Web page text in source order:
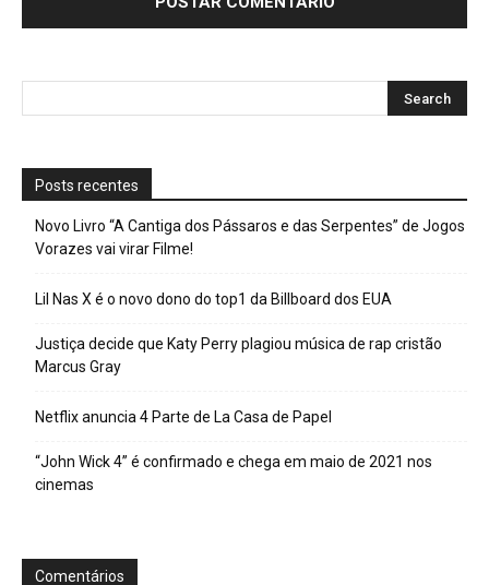
Posts recentes
Novo Livro “A Cantiga dos Pássaros e das Serpentes” de Jogos
Vorazes vai virar Filme!
Lil Nas X é o novo dono do top1 da Billboard dos EUA
Justiça decide que Katy Perry plagiou música de rap cristão
Marcus Gray
Netflix anuncia 4 Parte de La Casa de Papel
“John Wick 4” é confirmado e chega em maio de 2021 nos
cinemas
Comentários